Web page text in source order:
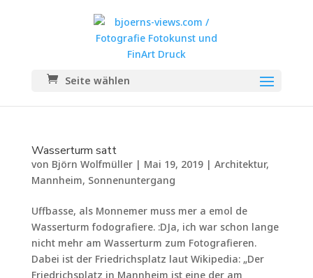
Seite wählen
Wasserturm satt
von Björn Wolfmüller| Mai 19, 2019| Architektur,
Mannheim, Sonnenuntergang
Uffbasse, als Monnemer muss mer a emol de
Wasserturm fodografiere. :DJa, ich war schon lange
nicht mehr am Wasserturm zum Fotografieren.
Dabei ist der Friedrichsplatz laut Wikipedia: „Der
Friedrichsplatz in Mannheim ist eine der am